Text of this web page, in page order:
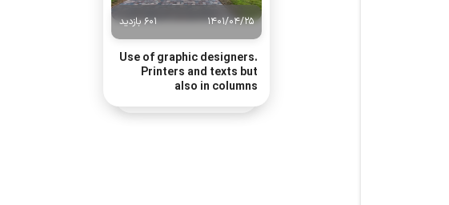
1401/04/25 601 بازدید
Use of graphic designers.
Printers and texts but
also in columns